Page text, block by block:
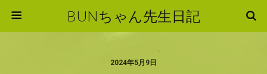
BUNちゃん先生日記
2024年5月9日